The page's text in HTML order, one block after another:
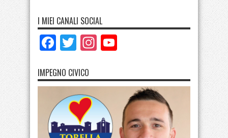
I MIEI CANALI SOCIAL
Facebook
TwitterInstagram
IMPEGNO CIVICO